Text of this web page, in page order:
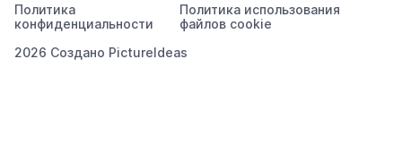
2026 Создано PictureIdeas
Политика
конфиденциальности
Политика использования
файлов cookie